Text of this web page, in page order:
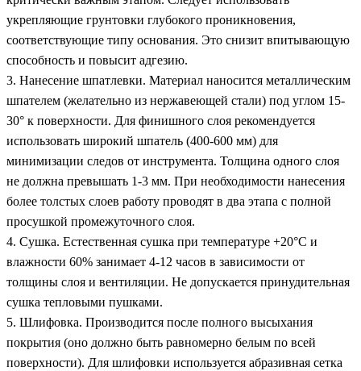
укрепляющие грунтовки глубокого проникновения,
соответствующие типу основания. Это снизит впитывающую
способность и повысит адгезию.
3. Нанесение шпатлевки. Материал наносится металлическим
шпателем (желательно из нержавеющей стали) под углом 15-
30° к поверхности. Для финишного слоя рекомендуется
использовать широкий шпатель (400-600 мм) для
минимизации следов от инструмента. Толщина одного слоя
не должна превышать 1-3 мм. При необходимости нанесения
более толстых слоев работу проводят в два этапа с полной
просушкой промежуточного слоя.
4. Сушка. Естественная сушка при температуре +20°C и
влажности 60% занимает 4-12 часов в зависимости от
толщины слоя и вентиляции. Не допускается принудительная
сушка тепловыми пушками.
5. Шлифовка. Производится после полного высыхания
покрытия (оно должно быть равномерно белым по всей
поверхности). Для шлифовки используется абразивная сетка